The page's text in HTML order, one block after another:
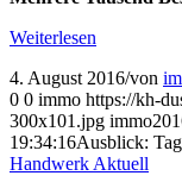
Weiterlesen
4. August 2016/von
0 0 immo https://kh-
300x101.jpg immo
19:34:16Ausblick:
Handwerk Aktuell